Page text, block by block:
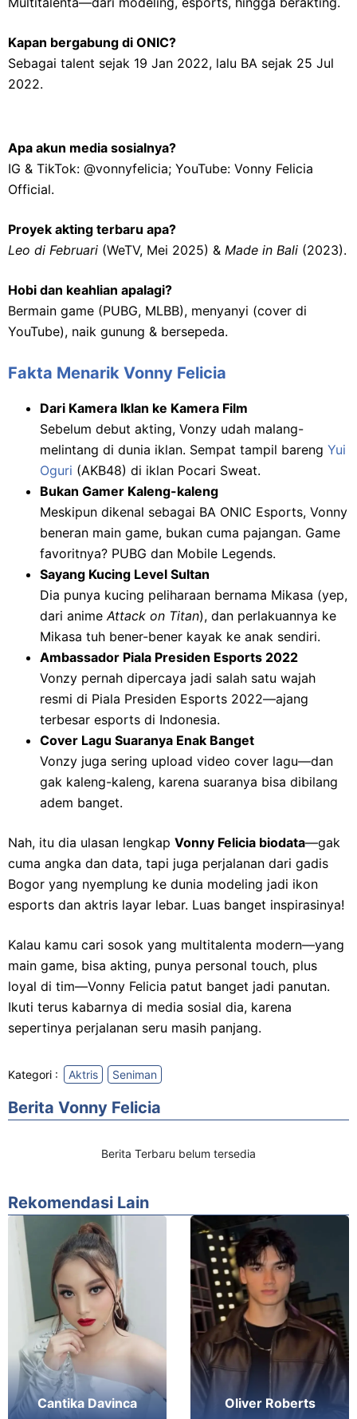
Kapan bergabung di ONIC?
Sebagai talent sejak 19 Jan 2022, lalu BA sejak 25 Jul
2022.
Apa akun media sosialnya?
IG & TikTok: @vonnyfelicia; YouTube: Vonny Felicia
Official.
Proyek akting terbaru apa?
Leo di Februari (WeTV, Mei 2025) & Made in Bali (2023).
Hobi dan keahlian apalagi?
Bermain game (PUBG, MLBB), menyanyi (cover di
YouTube), naik gunung & bersepeda.
Fakta Menarik Vonny Felicia
Dari Kamera Iklan ke Kamera Film
Sebelum debut akting, Vonzy udah malang-
melintang di dunia iklan. Sempat tampil bareng Yui
Oguri (AKB48) di iklan Pocari Sweat.
Bukan Gamer Kaleng-kaleng
Meskipun dikenal sebagai BA ONIC Esports, Vonny
beneran main game, bukan cuma pajangan. Game
favoritnya? PUBG dan Mobile Legends.
Sayang Kucing Level Sultan
Dia punya kucing peliharaan bernama Mikasa (yep,
dari animeAttack on Titan), dan perlakuannya ke
Mikasa tuh bener-bener kayak ke anak sendiri.
Ambassador Piala Presiden Esports 2022
Vonzy pernah dipercaya jadi salah satu wajah
resmi di Piala Presiden Esports 2022—ajang
terbesar esports di Indonesia.
Cover Lagu Suaranya Enak Banget
Vonzy juga sering upload video cover lagu—dan
gak kaleng-kaleng, karena suaranya bisa dibilang
adem banget.
Nah, itu dia ulasan lengkap Vonny Felicia biodata—gak
cuma angka dan data, tapi juga perjalanan dari gadis
Bogor yang nyemplung ke dunia modeling jadi ikon
esports dan aktris layar lebar. Luas banget inspirasinya!
Kalau kamu cari sosok yang multitalenta modern—yang
main game, bisa akting, punya personal touch, plus
loyal di tim—Vonny Felicia patut banget jadi panutan.
Ikuti terus kabarnya di media sosial dia, karena
sepertinya perjalanan seru masih panjang.
Kategori : Aktris Seniman
Berita Vonny Felicia
Berita Terbaru belum tersedia
Rekomendasi Lain
Cantika Davinca Oliver Roberts